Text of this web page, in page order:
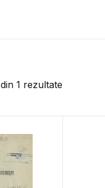
din 1 rezultate